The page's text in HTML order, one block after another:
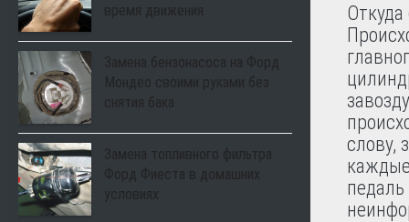
слову,
время движения
Замена бензонасоса на Форд
Мондео своими руками без
снятия бака
Замена топливного фильтра
Форд Фиеста в домашних
условиях